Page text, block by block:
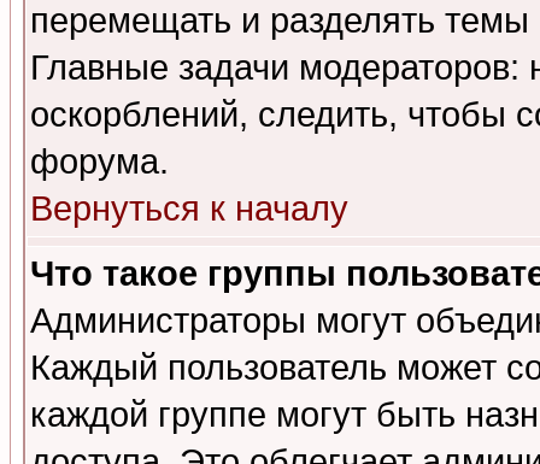
перемещать и разделять
Главные задачи
оскорблений, следить, чтобы
форума.
Вернуться к началу
Что такое группы
Администраторы могут
Каждый пользователь может
каждой группе могут быть